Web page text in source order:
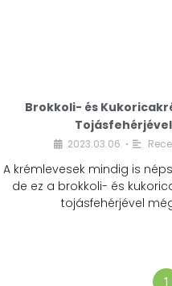
Brokkoli- és
Tojásfehérjével
2023.03.06. •
A krémlevesek mindig is
de ez a brokkoli- és
tojásfehérjével
1